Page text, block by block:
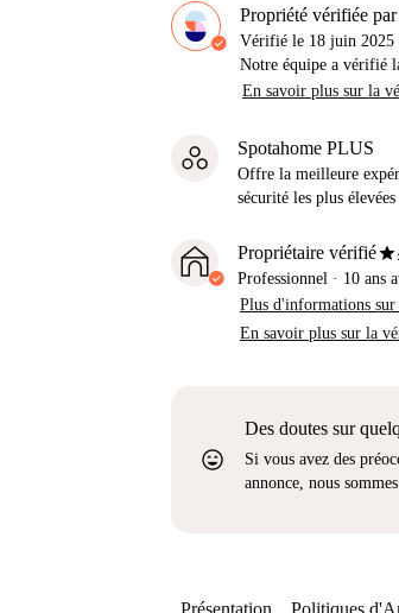
Propriété vérifiée
Vérifié le 18 juin 2025
Notre équipe a vérifié
En savoir plus sur la
Spotahome PLUS
Offre la meilleure
sécurité les plus
Propriétaire vérifiéstar
Professionnel · 10 ans
Plus d'informations
En savoir plus sur la
sentiment_very_satisfied
Des doutes sur
Si vous avez des
annonce, nous
Présentation Politiques